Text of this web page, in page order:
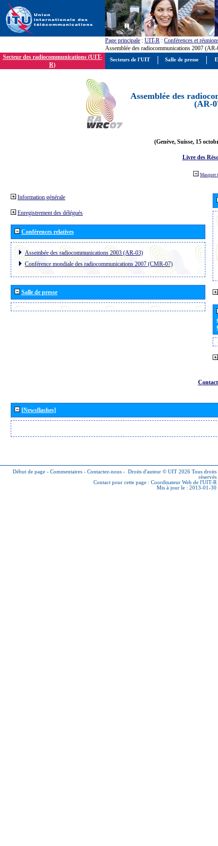
Page principale : UIT-R : Conférences et
Assemblée des radiocommunications 2007
Secteur des radiocommunications (UIT-
R)
Assemblée des
(AR-
(Genève, Suisse, 15
Livre des
Masquer
Information générale
Enregistrement des délégués
Conférences relatives
Assembée des radiocommunications 2003 (AR-03)
Conférence mondiale des radiocommunications 2007 (CMR-07)
Salle de presse
[Newsflashes]
Début de page - Commentaires - Contactez-nous - Droits d'auteur © UIT 2026 Tous droits
réservés
Contact pour cette page : Coordinateur Web de l'UIT-R
Mis à jour le : 2013-01-30
Secteurs de l'UIT Salle de presse